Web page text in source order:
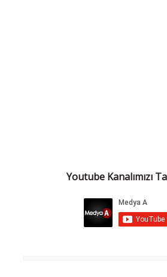
Youtube Kanalımızı